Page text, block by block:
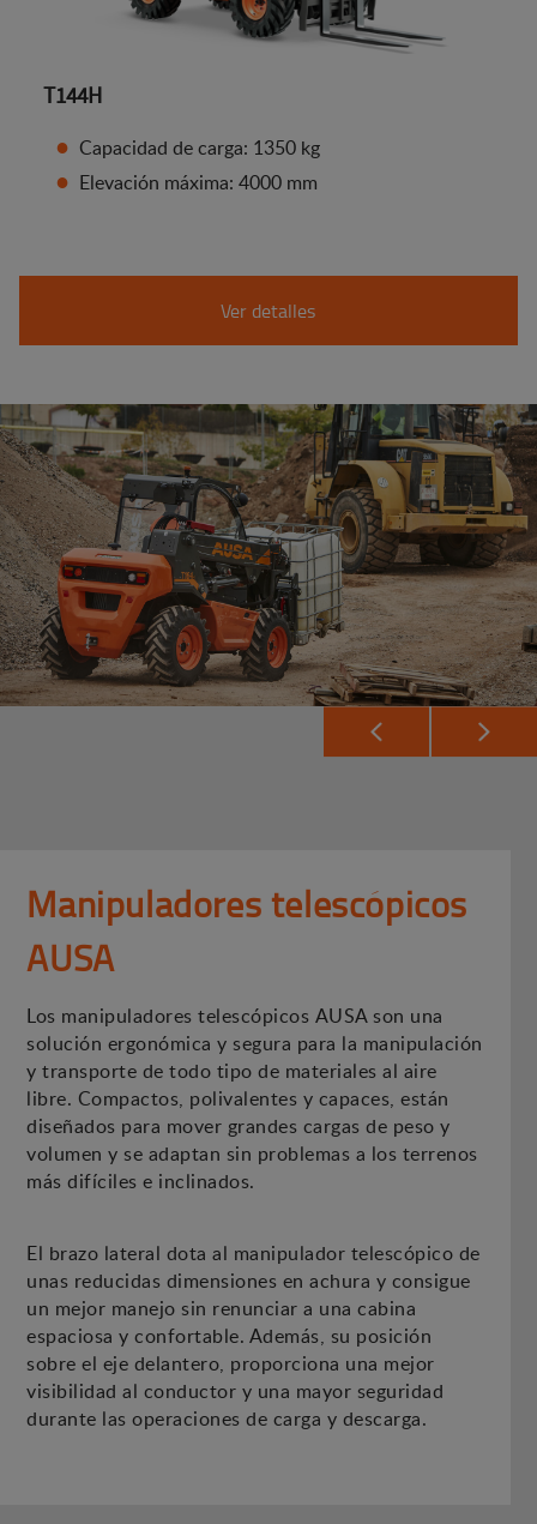
T144H
Capacidad de carga: 1350 kg
Elevación máxima: 4000 mm
Ver detalles
Manipuladores telescópicos
AUSA
Los manipuladores telescópicos AUSA son una
solución ergonómica y segura para la manipulación
y transporte de todo tipo de materiales al aire
libre. Compactos, polivalentes y capaces, están
diseñados para mover grandes cargas de peso y
volumen y se adaptan sin problemas a los terrenos
más difíciles e inclinados.
El brazo lateral dota al manipulador telescópico de
unas reducidas dimensiones en achura y consigue
un mejor manejo sin renunciar a una cabina
espaciosa y confortable. Además, su posición
sobre el eje delantero, proporciona una mejor
visibilidad al conductor y una mayor seguridad
durante las operaciones de carga y descarga.